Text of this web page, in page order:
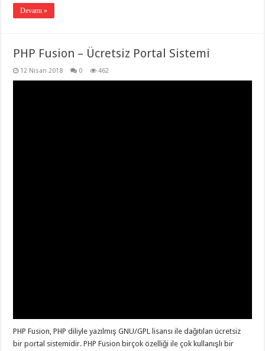
Devamı »
PHP Fusion – Ücretsiz Portal Sistemi
12 Nisan 2018 0 462
PHP Fusion, PHP diliyle yazılmış GNU/GPL lisansı ile dağıtılan ücretsiz
bir portal sistemidir. PHP Fusion birçok özelliği ile çok kullanışlı bir